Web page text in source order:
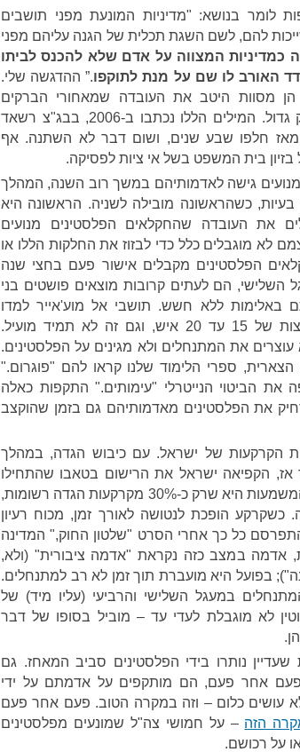
לומר בנושא: "מדיניות המונעת מפני תושבים
להם, לשם השגת תכלית של הגנה עליהם מפני
כמדיניות המצווה על אדם שלא להכנס לביתו
האורב לו שם על מנת לתוקפו.” ההדגשה שלי.
הן מסוות היטב את העובדה שמאחורי הברקים
והרעמים הרטוריים עומד ריק גדול. המילים הללו נכתבו ב-2006, בבג"צ רשאד
חלפו שבע שנים, ושום דבר לא השתנה. אף
בית המשפט בשל אי ציות לפסיקה.
גישה לאדמותיהם במשך רוב השנה, המהלך
כשהראשונה מובילה לשניה. הראשונה היא
את העובדה שהחקלאים הפלסטינים מנועים
לא מוגבלים כלל כדי לבזוז את החלקות הללו או
הפלסטינים מקבלים אישור פעם בחצי שנה
הם לעתים קרובות מוצאים פושטים בני
באלימות ללא חשש. תושבי אל מוע'אייר למדו
שעליהם לצאת לשדה בקבוצות של 15 עד 20 איש, וגם זה לא תמיד מועיל.
את המתנחלים ולא מגינים על הפלסטינים.
ספרי הלימוד שלנו קראו להם "פוגרום."
את הביטוי הנייטרלי "עימותים." התקפות כאלה
את הפלסטינים מאדמותיהם גם בזמן שהוקצב
הקרקעות של ישראל. עם כיבוש הגדה, במהלך
הקפיאה ישראל את הרישום בטאבו שהתחילו
הבריטים והמשיכו הירדנים. המשמעות היא שרק כ-30% מקרקעות הגדה רשומות,
כשקרקע הופכת לנטושה לאורך זמן, מכוח רעיון
כל כך אחרי הסרט "שלטון החוק," המדינה
אדמה במצב כזה נקראת "אדמה ציבורית" (ולא,
בפועל היא מועברת תוך זמן לא רב למתנחלים.
במעגל השלישי והרביעי (עליו מיד) של
לא מוגבלת לעדי עד – מוביל בסופו של דבר
נותרו בידי הפלסטינים סביב המאחז. גם
פעם אחר פעם, הם מותקפים על אדמתם על ידי
עושים כלום – וזה במקרה הטוב. פעם אחר פעם
הזה – על חמושי צה"ל שמונעים מפלסטינים
על רכושם.